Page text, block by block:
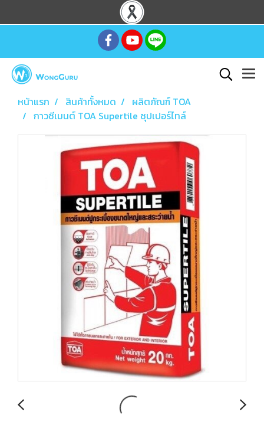
หน้าแรก สินค้าทั้งหมด
ผลิตภัณฑ์ TOA
กาวซีเมนต์ TOA Supertile ซุปเปอร์ไทล์